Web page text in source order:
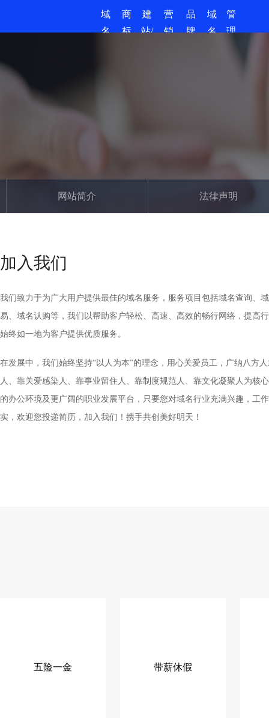
域
名
商
标
建
站/
营
销
品
牌
域
名
管
理
网站简介 法律声明
加入我们
我们致力于为广大用户提供最佳的域名服务，服务项目包括域名查询、
易、域名认购等，我们以帮助客户轻松、高速、高效的畅行网络，提高
始终如一地为客户提供优质服务。
在发展中，我们始终坚持“以人为本”的理念，用心关爱员工，广纳八方
人、靠关爱感染人、靠事业留住人、靠制度规范人、靠文化凝聚人为核
的办公环境及更广阔的职业发展平台，只要您对域名行业充满兴趣，工
实，欢迎您投递简历，加入我们！携手共创美好明天！
五险一金 带薪休假